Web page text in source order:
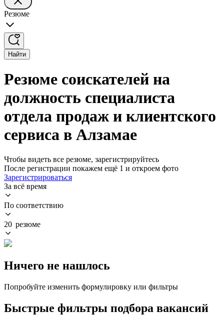
Резюме
Найти
Резюме соискателей на
должность специалиста
отдела продаж и клиентского
сервиса в Алзамае
Чтобы видеть все резюме, зарегистрируйтесь
После регистрации покажем ещё 1 и откроем фото
Зарегистрироваться
За всё время
По соответствию
20 резюме
Ничего не нашлось
Попробуйте изменить формулировку или фильтры
Быстрые фильтры подбора вакансий